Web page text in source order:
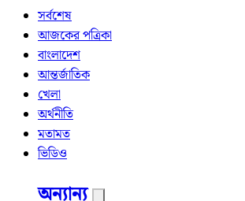
সর্বশেষ
আজকের পত্রিকা
বাংলাদেশ
আন্তর্জাতিক
খেলা
অর্থনীতি
মতামত
ভিডিও
অন্যান্য